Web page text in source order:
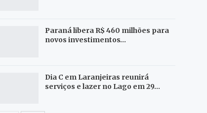
Paraná libera R$ 460 milhões para
novos investimentos…
Dia C em Laranjeiras reunirá
serviços e lazer no Lago em 29…